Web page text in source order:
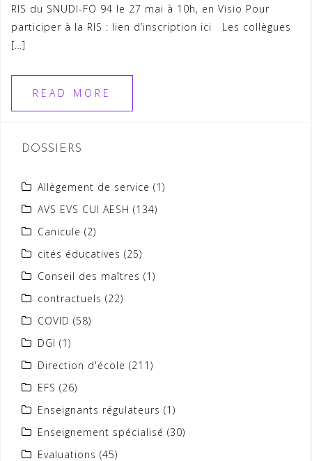
RIS du SNUDI-FO 94 le 27 mai à 10h, en Visio Pour
participer à la RIS : lien d’inscription ici Les collègues
[…]
READ MORE
DOSSIERS
Allègement de service (1)
AVS EVS CUI AESH (134)
Canicule (2)
cités éducatives (25)
Conseil des maîtres (1)
contractuels (22)
COVID (58)
DGI (1)
Direction d'école (211)
EFS (26)
Enseignants régulateurs (1)
Enseignement spécialisé (30)
Evaluations (45)